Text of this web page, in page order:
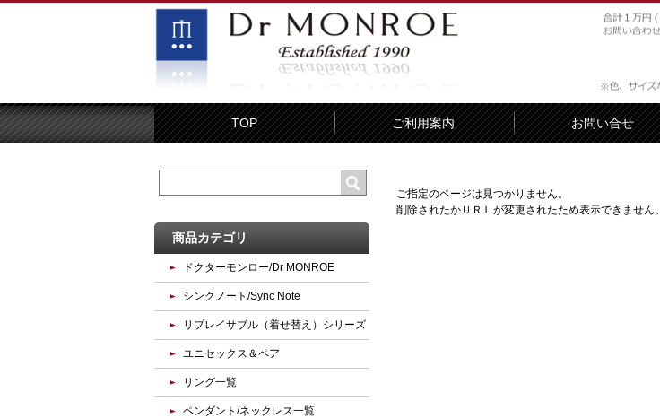
TOP ご利用案内 お問い合せ
ご指定のページは見つかりません。
削除されたかＵＲＬが変更されたため表示できません。
商品カテゴリ
ドクターモンロー/Dr MONROE
シンクノート/Sync Note
リプレイサブル（着せ替え）シリーズ
ユニセックス＆ペア
リング一覧
ペンダント/ネックレス一覧